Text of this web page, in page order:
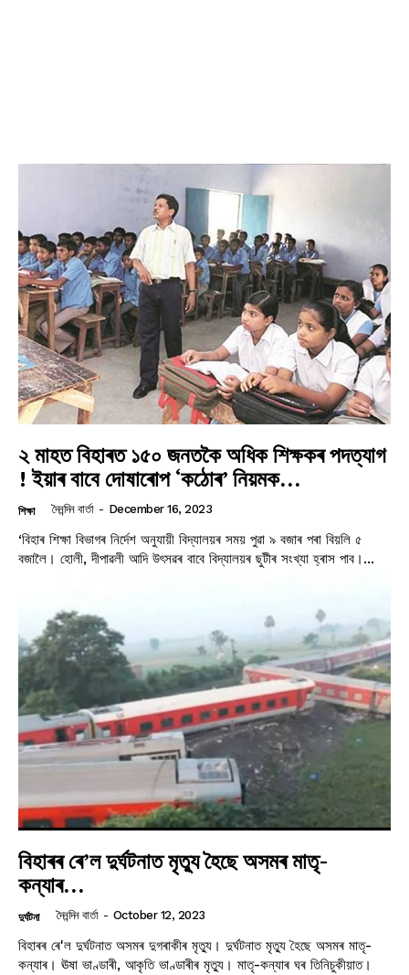
২ মাহত বিহাৰত ১৫০ জনতকৈ অধিক শিক্ষকৰ পদত্যাগ
! ইয়াৰ বাবে দোষাৰোপ ‘কঠোৰ’ নিয়মক…
শিক্ষা দৈনন্দিন বাৰ্তা - December 16, 2023
‘বিহাৰ শিক্ষা বিভাগৰ নিৰ্দেশ অনুযায়ী বিদ্যালয়ৰ সময় পুৱা ৯ বজাৰ পৰা বিয়লি ৫
বজালৈ। হোলী, দীপাৱলী আদি উৎসৱৰ বাবে বিদ্যালয়ৰ ছুটীৰ সংখ্যা হ্ৰাস পাব।...
বিহাৰৰ ৰে’ল দুৰ্ঘটনাত মৃত্যু হৈছে অসমৰ মাতৃ-
কন্যাৰ…
দুৰ্ঘটনা দৈনন্দিন বাৰ্তা - October 12, 2023
বিহাৰৰ ৰে'ল দুৰ্ঘটনাত অসমৰ দুগৰাকীৰ মৃত্যু। দুৰ্ঘটনাত মৃত্যু হৈছে অসমৰ মাতৃ-
কন্যাৰ। ঊষা ভাণ্ডাৰী, আকৃতি ভাণ্ডাৰীৰ মৃত্যু। মাতৃ-কন্যাৰ ঘৰ তিনিচুকীয়াত।